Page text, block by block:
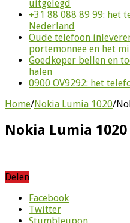
uitgelegd
+31 88 088 89 99: het
Nederland
Oude telefoon
portemonnee en het
Goedkoper bellen en
halen
0900 OV9292: het
Home/Nokia Lumia 1020/
Nokia Lumia
Delen
Facebook
Twitter
Stumbleupon